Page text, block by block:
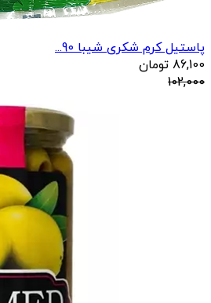
پاستیل کرم شکری شیبا 90...
86,100 تومان
102,000